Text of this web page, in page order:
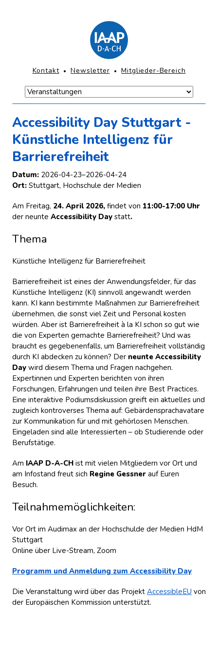
Navigation
KOPFNAVIGATION
Kontakt Newsletter Mitglieder-Bereich
Navigation
überspringen
Hauptmenü-
Accessibility Day Stuttgart -
Künstliche Intelligenz für
Barrierefreiheit
Datum: 2026-04-23–2026-04-24
Ort:Stuttgart, Hochschule der Medien
Am Freitag, 24. April 2026,findet von 11:00-17:00 Uhr
der neunte Accessibility Day statt.
Thema
Künstliche Intelligenz für Barrierefreiheit
Barrierefreiheit ist eines der Anwendungsfelder, für das
Künstliche Intelligenz (KI) sinnvoll angewandt werden
kann. KI kann bestimmte Maßnahmen zur Barrierefreiheit
übernehmen, die sonst viel Zeit und Personal kosten
würden. Aber ist Barrierefreiheit à la KI schon so gut wie
die von Experten gemachte Barrierefreiheit? Und was
braucht es gegebenenfalls, um Barrierefreiheit vollständig
durch KI abdecken zu können? Der neunte Accessibility
Daywird diesem Thema und Fragen nachgehen.
Expertinnen und Experten berichten von ihren
Forschungen, Erfahrungen und teilen ihre Best Practices.
Eine interaktive Podiumsdiskussion greift ein aktuelles und
zugleich kontroverses Thema auf: Gebärdensprachavatare
zur Kommunikation für und mit gehörlosen Menschen.
Eingeladen sind alle Interessierten – ob Studierende oder
Berufstätige.
Am IAAP D-A-CHist mit vielen Mitgliedern vor Ort und
am Infostand freut sich Regine Gessnerauf Euren
Besuch.
Teilnahmemöglichkeiten:
Vor Ort im Audimax an der Hochschulde der Medien HdM
Stuttgart
Online über Live-Stream, Zoom
Programm und Anmeldung zum Accessibility Day
Die Veranstaltung wird über das Projekt AccessibleEU von
der Europäischen Kommission unterstützt.